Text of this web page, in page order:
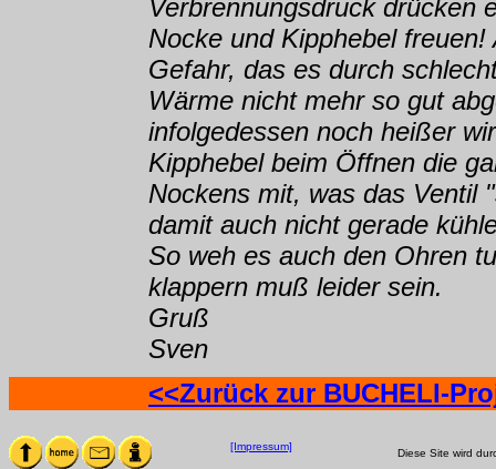
Verbrennungsdruck drücken
Nocke und Kipphebel
Gefahr, das es durch
Wärme nicht mehr so gut
infolgedessen noch heißer
Kipphebel beim Öffnen die
Nockens mit, was das Ventil
damit auch nicht gerade
So weh es auch den Ohren
klappern muß leider sein.
Gruß
Sven
<<Zurück zur BUCHELI-
[Impressum]
Diese Site wird